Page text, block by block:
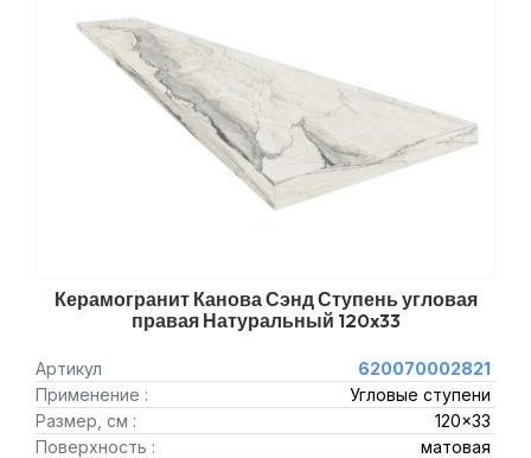
Керамогранит Канова Сэнд Ступень угловая
правая Натуральный 120x33
Артикул
620070002821
Применение :
Угловые ступени
Размер, см :
120x33
Поверхность :
матовая